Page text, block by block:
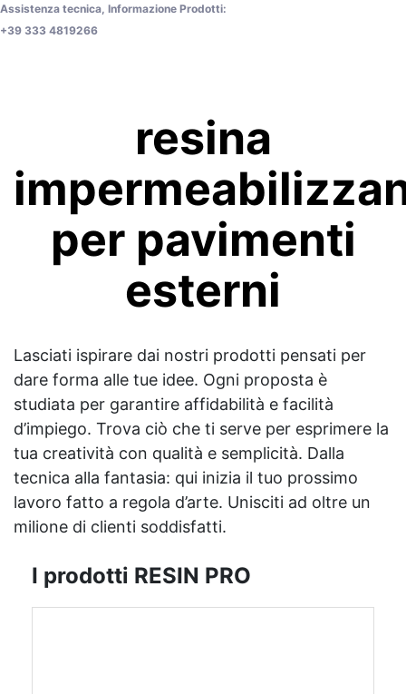
Assistenza tecnica, Informazione Prodotti:
+39 333 4819266
resina
per pavimenti
esterni
Lasciati ispirare dai nostri prodotti pensati per
dare forma alle tue idee. Ogni proposta è
studiata per garantire affidabilità e facilità
d’impiego. Trova ciò che ti serve per esprimere la
tua creatività con qualità e semplicità. Dalla
tecnica alla fantasia: qui inizia il tuo prossimo
lavoro fatto a regola d’arte. Unisciti ad oltre un
milione di clienti soddisfatti.
I prodotti RESIN PRO